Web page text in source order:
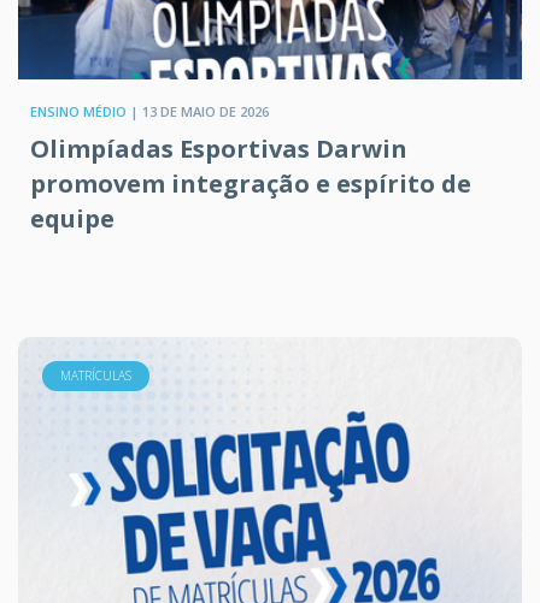
ENSINO MÉDIO | 13 DE MAIO DE 2026
Olimpíadas Esportivas Darwin
promovem integração e espírito de
equipe
MATRÍCULAS